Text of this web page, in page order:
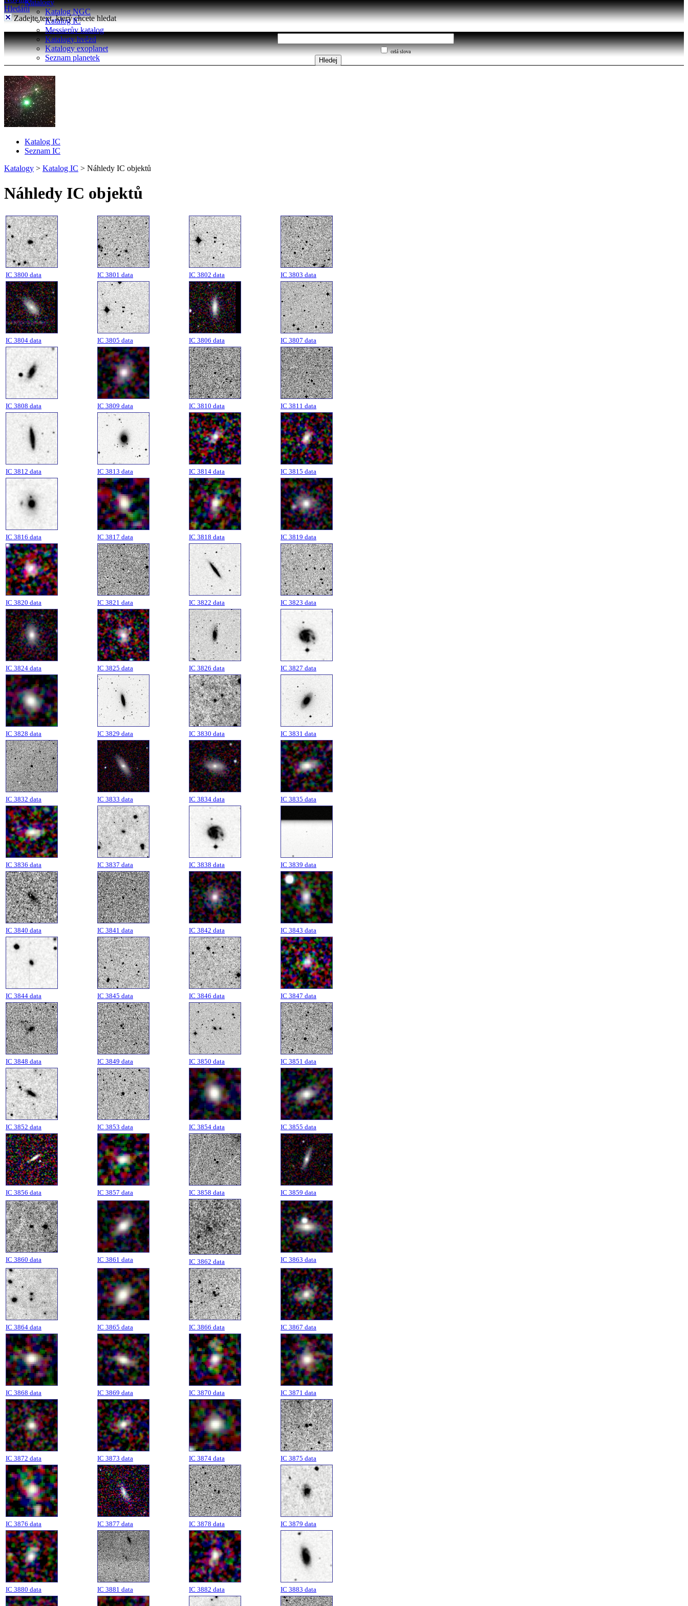
Katalogy
Katalog NGC
Katalog IC
Messierův katalog
Katalogy hvězd
Katalogy exoplanet
Seznam planetek
Hledání
Zadejte text, který chcete hledat
celá slova
Katalog IC
Seznam IC
Katalogy > Katalog IC > Náhledy IC objektů
Náhledy IC objektů
IC 3800 data IC 3801 data IC 3802 data IC 3803 data
IC 3804 data IC 3805 data IC 3806 data IC 3807 data
IC 3808 data IC 3809 data IC 3810 data IC 3811 data
IC 3812 data IC 3813 data IC 3814 data IC 3815 data
IC 3816 data IC 3817 data IC 3818 data IC 3819 data
IC 3820 data IC 3821 data IC 3822 data IC 3823 data
IC 3824 data IC 3825 data IC 3826 data IC 3827 data
IC 3828 data IC 3829 data IC 3830 data IC 3831 data
IC 3832 data IC 3833 data IC 3834 data IC 3835 data
IC 3836 data IC 3837 data IC 3838 data IC 3839 data
IC 3840 data IC 3841 data IC 3842 data IC 3843 data
IC 3844 data IC 3845 data IC 3846 data IC 3847 data
IC 3848 data IC 3849 data IC 3850 data IC 3851 data
IC 3852 data IC 3853 data IC 3854 data IC 3855 data
IC 3856 data IC 3857 data IC 3858 data IC 3859 data
IC 3860 data IC 3861 data IC 3862 data IC 3863 data
IC 3864 data IC 3865 data IC 3866 data IC 3867 data
IC 3868 data IC 3869 data IC 3870 data IC 3871 data
IC 3872 data IC 3873 data IC 3874 data IC 3875 data
IC 3876 data IC 3877 data IC 3878 data IC 3879 data
IC 3880 data IC 3881 data IC 3882 data IC 3883 data